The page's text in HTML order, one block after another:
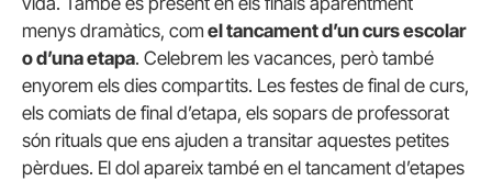
menys dramàtics, com el tancament d’un curs escolar
o d’una etapa. Celebrem les vacances, però també
enyorem els dies compartits. Les festes de final de curs,
els comiats de final d’etapa, els sopars de professorat
són rituals que ens ajuden a transitar aquestes petites
pèrdues. El dol apareix també en el tancament d’etapes